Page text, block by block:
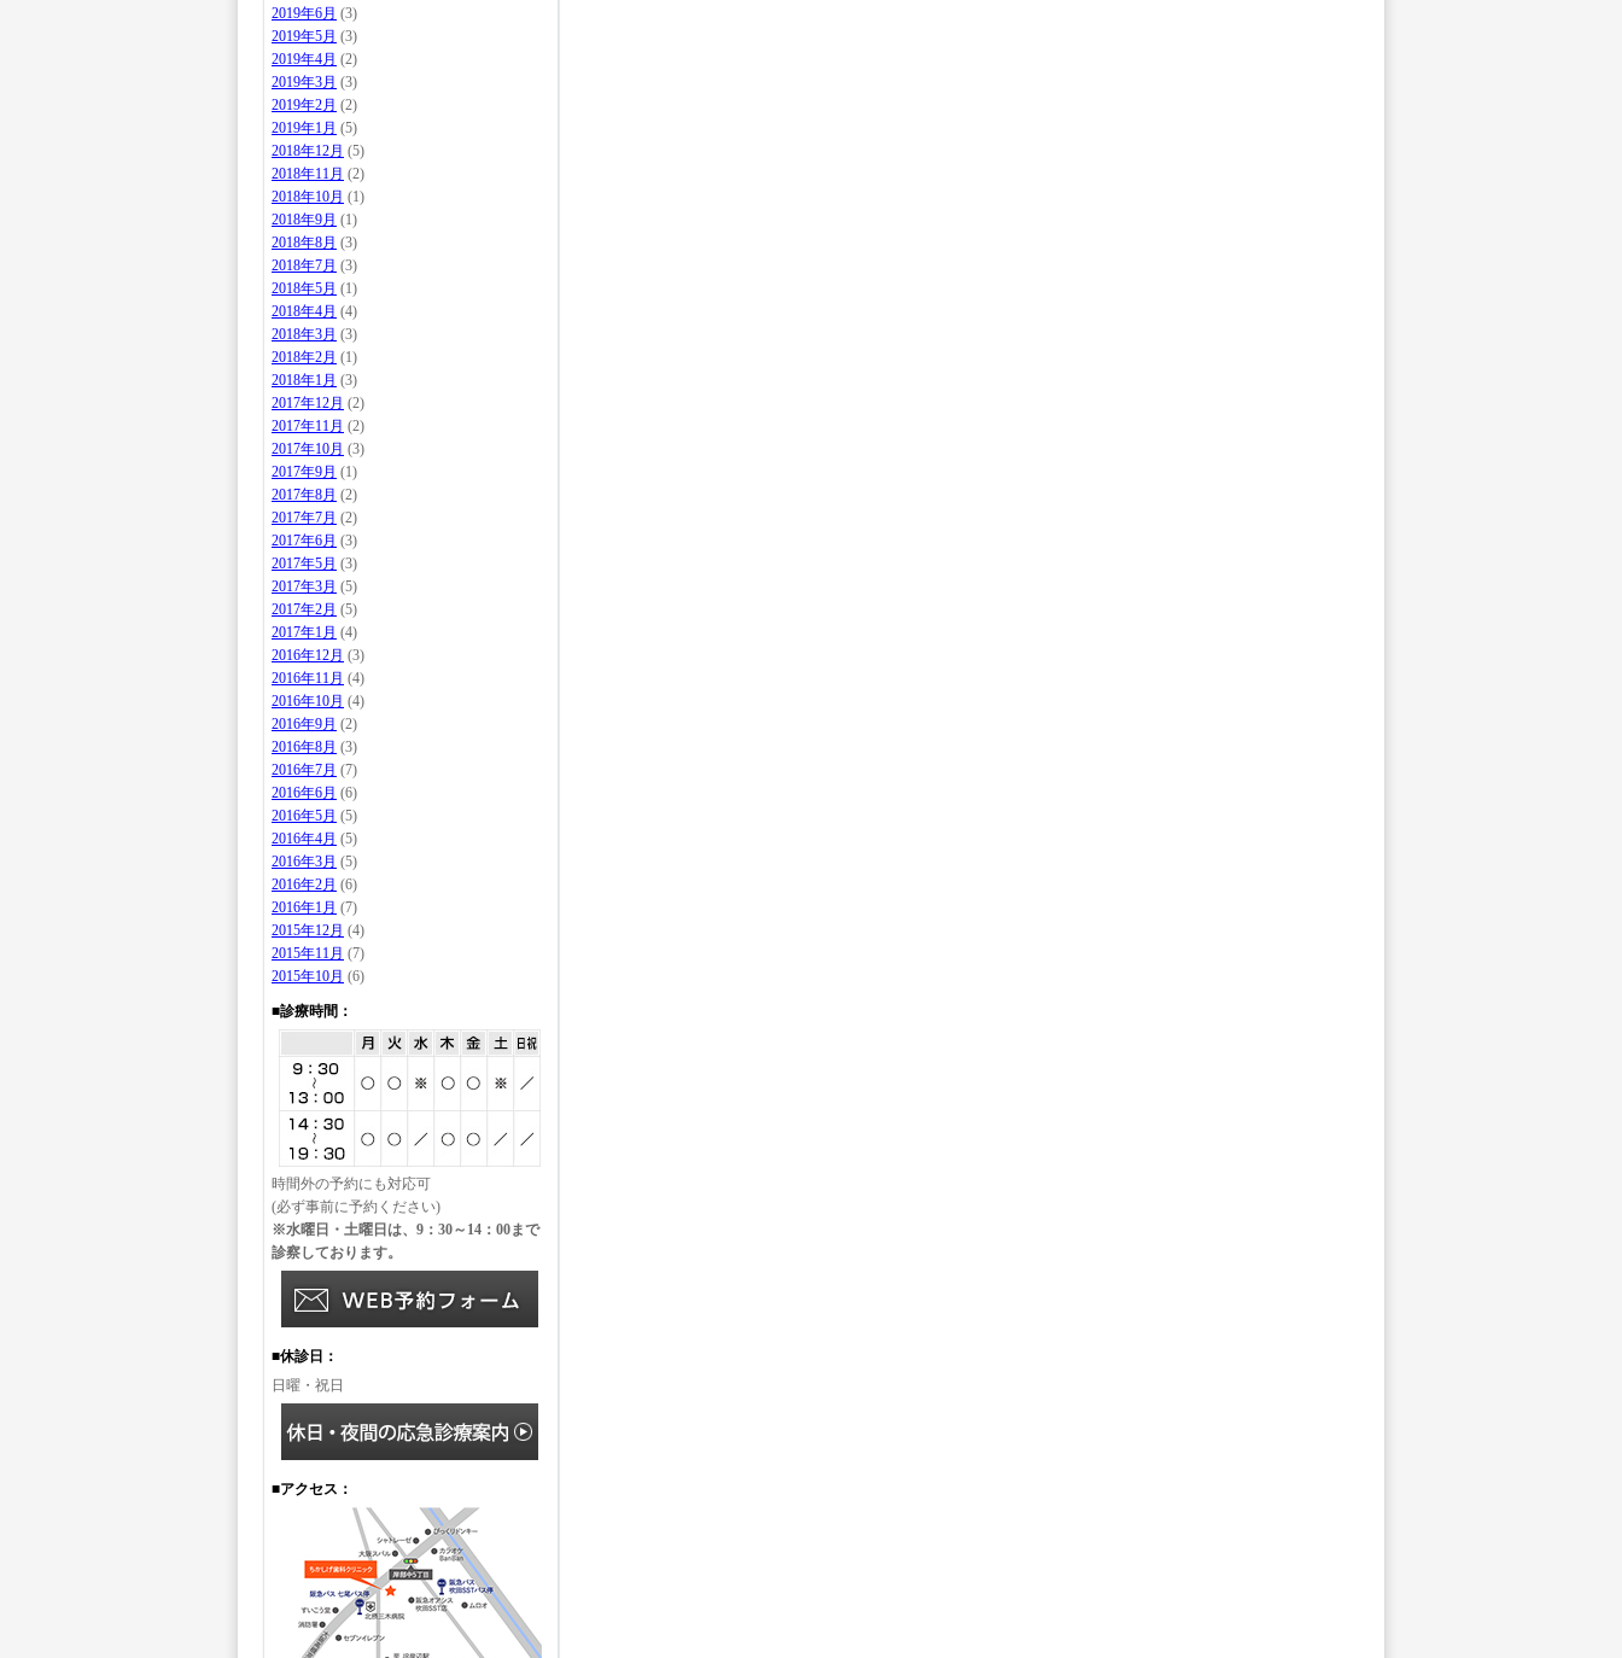
2019年6月 (3)
2019年5月 (3)
2019年4月 (2)
2019年3月 (3)
2019年2月 (2)
2019年1月 (5)
2018年12月 (5)
2018年11月 (2)
2018年10月 (1)
2018年9月 (1)
2018年8月 (3)
2018年7月 (3)
2018年5月 (1)
2018年4月 (4)
2018年3月 (3)
2018年2月 (1)
2018年1月 (3)
2017年12月 (2)
2017年11月 (2)
2017年10月 (3)
2017年9月 (1)
2017年8月 (2)
2017年7月 (2)
2017年6月 (3)
2017年5月 (3)
2017年3月 (5)
2017年2月 (5)
2017年1月 (4)
2016年12月 (3)
2016年11月 (4)
2016年10月 (4)
2016年9月 (2)
2016年8月 (3)
2016年7月 (7)
2016年6月 (6)
2016年5月 (5)
2016年4月 (5)
2016年3月 (5)
2016年2月 (6)
2016年1月 (7)
2015年12月 (4)
2015年11月 (7)
2015年10月 (6)
■診療時間：
時間外の予約にも対応可
(必ず事前に予約ください)
※水曜日・土曜日は、9：30～14：00まで
診察しております。
■休診日：
日曜・祝日
■アクセス：